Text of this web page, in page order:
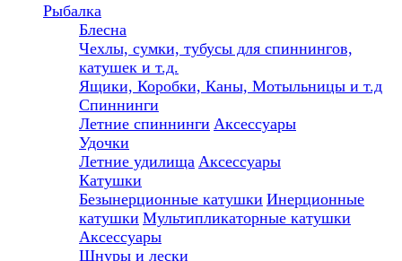
Рыбалка
Блесна
Чехлы, сумки, тубусы для спиннингов,
катушек и т.д.
Ящики, Коробки, Каны, Мотыльницы и т.д
Спиннинги
Летние спиннинги Аксессуары
Удочки
Летние удилища Аксессуары
Катушки
Безынерционные катушки Инерционные
катушки Мультипликаторные катушки
Аксессуары
Шнуры и лески